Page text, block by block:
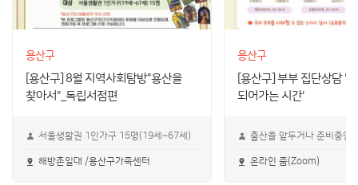
용산구
[용산구] 8월 지역사회탐방"용산을
찾아서"_독립서점편
서울생활권 1인가구 15명(19세~67세)
해방촌일대 /용산구가족센터
용산구
[용산구] 부부 집단상담 '
되어가는 시간'
출산을 앞두거나 준비중인
온라인 줌(Zoom)